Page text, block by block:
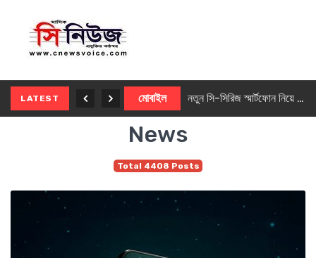
LATEST মোবাইল নতুন সি-সিরিজ স্মার্টফোন নিয়ে আসছে রিয়েলমি
News
Total 4408 Posts